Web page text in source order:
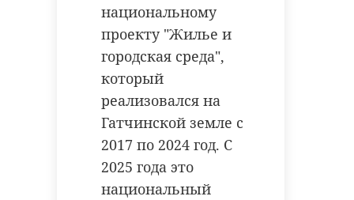
национальному
проекту "Жилье и
городская среда",
который
реализовался на
Гатчинской земле с
2017 по 2024 год. С
2025 года это
национальный